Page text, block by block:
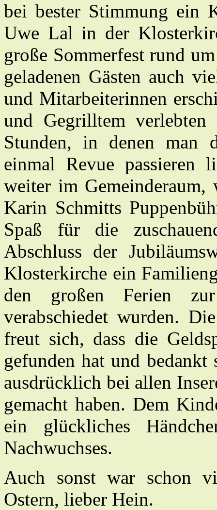
bei bester Stimmung ein
Uwe Lal in der
große Sommerfest rund
geladenen Gästen auch
und Mitarbeiterinnen
und Gegrilltem
Stunden, in denen man
einmal Revue passieren
weiter im Gemeinderaum,
Karin Schmitts
Spaß für die
Abschluss der
Klosterkirche ein
den großen Ferien
verabschiedet wurden.
freut sich, dass die
gefunden hat und
ausdrücklich bei allen
gemacht haben. Dem
ein glückliches
Nachwuchses.
Auch sonst war schon
Ostern, lieber Hein.